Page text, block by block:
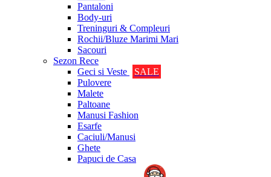
Pantaloni
Body-uri
Treninguri & Compleuri
Rochii/Bluze Marimi Mari
Sacouri
Sezon Rece
Geci si Veste
SALE
Pulovere
Malete
Paltoane
Manusi Fashion
Esarfe
Caciuli/Manusi
Ghete
Papuci de Casa